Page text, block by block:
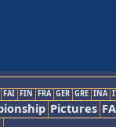
FAI FIN FRA GER GRE INA
Pictures